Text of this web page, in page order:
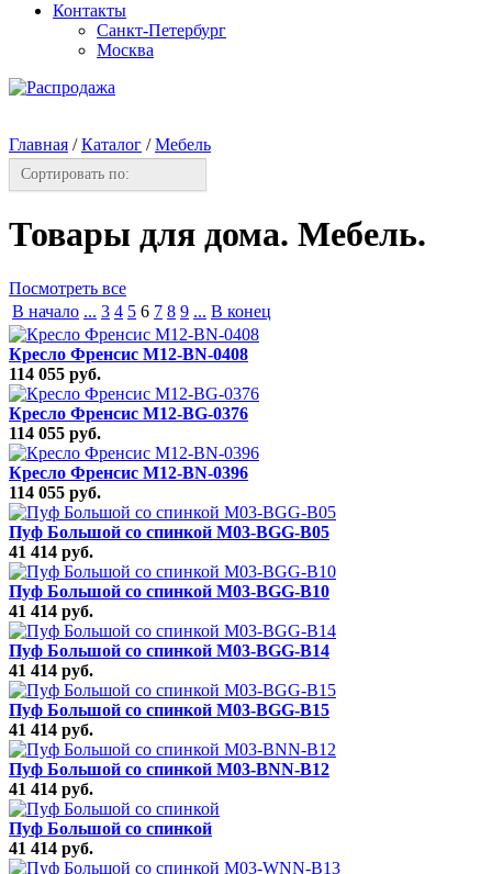
Контакты
Санкт-Петербург
Москва
Главная /Каталог /Мебель
Сортировать по:
Товары для дома. Мебель.
Посмотреть все
В начало ... 3 4 5 6 7 8 9 ... В конец
Кресло Френсис M12-BN-0408
114 055 руб.
Кресло Френсис M12-BG-0376
114 055 руб.
Кресло Френсис M12-BN-0396
114 055 руб.
Пуф Большой со спинкой M03-BGG-B05
41 414 руб.
Пуф Большой со спинкой M03-BGG-B10
41 414 руб.
Пуф Большой со спинкой M03-BGG-B14
41 414 руб.
Пуф Большой со спинкой M03-BGG-B15
41 414 руб.
Пуф Большой со спинкой M03-BNN-B12
41 414 руб.
Пуф Большой со спинкой
41 414 руб.